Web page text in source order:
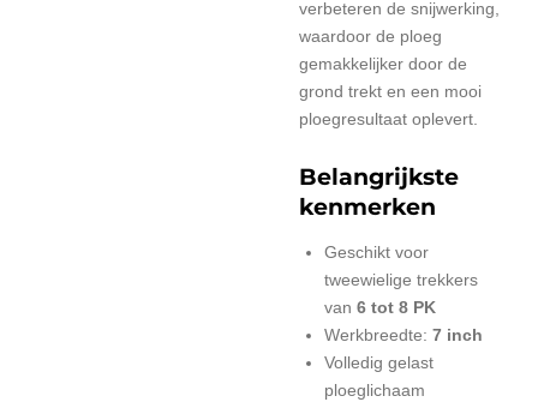
verbeteren de snijwerking,
waardoor de ploeg
gemakkelijker door de
grond trekt en een mooi
ploegresultaat oplevert.
Belangrijkste
kenmerken
Geschikt voor
tweewielige trekkers
van 6 tot 8 PK
Werkbreedte: 7 inch
Volledig gelast
ploeglichaam